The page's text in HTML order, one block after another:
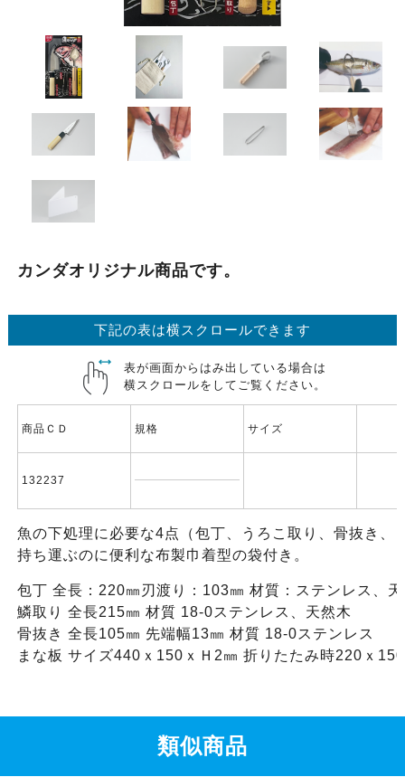
カンダオリジナル商品です。
下記の表は横スクロールできます
表が画面からはみ出している場合は
横スクロールをしてご覧ください。
商品ＣＤ 規格 サイズ
132237
魚の下処理に必要な4点（包丁、うろこ取り、骨抜き
持ち運ぶのに便利な布製巾着型の袋付き。
包丁 全長：220㎜刃渡り：103㎜ 材質：ステンレス、
鱗取り 全長215㎜ 材質 18-0ステンレス、天然木
骨抜き 全長105㎜ 先端幅13㎜ 材質 18-0ステンレス
まな板 サイズ440ｘ150ｘＨ2㎜ 折りたたみ時220ｘ
類似商品